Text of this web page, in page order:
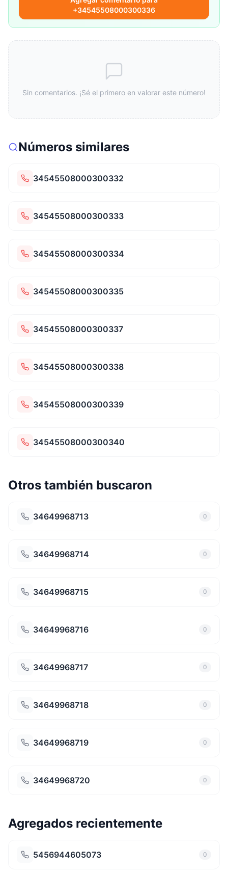
+34545508000300336
Sin comentarios. ¡Sé el primero en valorar este número!
Números similares
34545508000300332
34545508000300333
34545508000300334
34545508000300335
34545508000300337
34545508000300338
34545508000300339
34545508000300340
Otros también buscaron
34649968713 0
34649968714 0
34649968715 0
34649968716 0
34649968717 0
34649968718 0
34649968719 0
34649968720 0
Agregados recientemente
5456944605073 0